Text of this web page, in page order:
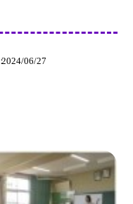
2024/06/27